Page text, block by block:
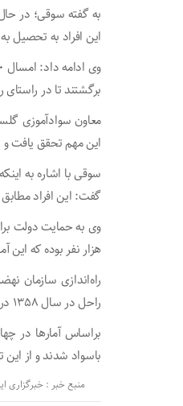
این افراد به تحصیل
برگشتند تا در
این مهم تحقق یافت و ۸۴۰ میلیارد ریال از حقوق و مطالبات همکاران آموزش‌دهنده نهضت سوادآموزی گلستان پرداخت شد.
سوقی با اشاره به
گفت: این افراد
هزار نفر بوده که این آمار در
راحل در سال ۱۳۵۸ در دستور کار خود قرار داد.
باسواد شدند و از این تعداد حدود ۲۰ میلیون نفر در
منبع خبر : خبرگزاری